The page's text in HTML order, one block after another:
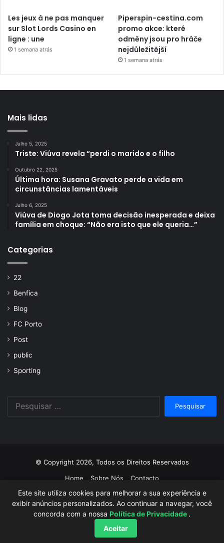
Este site utiliza cookies para melhorar a sua experiência e
exibir anúncios personalizados. Ao continuar a navegar, você
concorda com a nossa Política de Privacidade .
Aceitar
Les jeux à ne pas manquer
sur Slot Lords Casino en
ligne : une
1 semana atrás
Piperspin-cestina.com
promo akce: které
odměny jsou pro hráče
nejdůležitější
1 semana atrás
Mais lidas
Julho 5, 2025
Triste: Viúva revela “perdi o marido e o filho
Outubro 22, 2025
Última hora: Susana Gravato perde a vida em
circunstâncias lamentáveis
Julho 6, 2025
Viúva de Diogo Jota toma decisão inesperada e deixa
família em choque: “Não era isto que ele queria…”
Categorias
22
Benfica
Blog
FC Porto
Post
public
Sporting
© Copyright 2026, Todos os Direitos Reservados
Home
Sobre Nós Contacto
Facebook
TwitterYouTubeInstagram